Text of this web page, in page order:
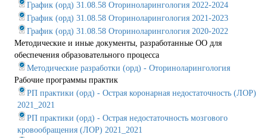
График (орд) 31.08.58 Оториноларингология 2022-2024
График (орд) 31.08.58 Оториноларингология 2021-2023
График (орд) 31.08.58 Оториноларингология 2020-2022
Методические и иные документы, разработанные ОО для
обеспечения образовательного процесса
Методические разработки (орд) - Оториноларингология
Рабочие программы практик
РП практики (орд) - Острая коронарная недостаточность (ЛОР)
2021_2021
РП практики (орд) - Острая недостаточность мозгового
кровообращения (ЛОР) 2021_2021